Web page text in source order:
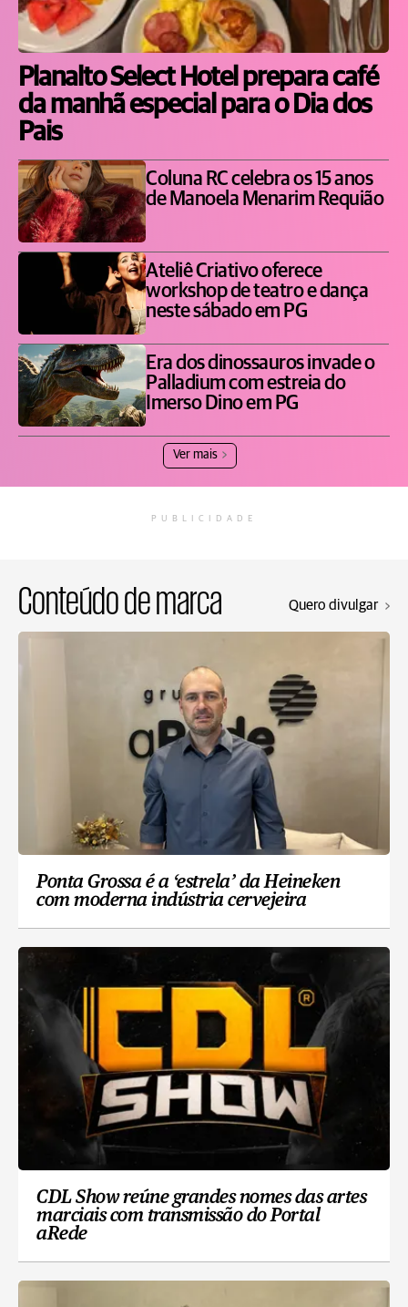
Planalto Select Hotel prepara café
da manhã especial para o Dia dos
Pais
Coluna RC celebra os 15 anos
de Manoela Menarim Requião
Ateliê Criativo oferece
workshop de teatro e dança
neste sábado em PG
Era dos dinossauros invade o
Palladium com estreia do
Imerso Dino em PG
Ver mais
PUBLICIDADE
Conteúdo de marca Quero divulgar
Ponta Grossa é a ‘estrela’ da Heineken
com moderna indústria cervejeira
CDL Show reúne grandes nomes das artes
marciais com transmissão do Portal
aRede